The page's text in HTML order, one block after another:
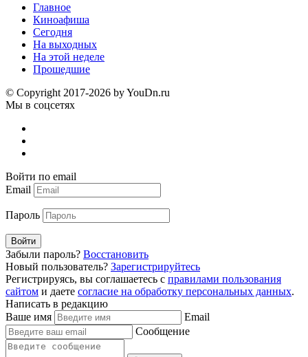
Главное
Киноафиша
Сегодня
На выходных
На этой неделе
Прошедшие
© Copyright 2017-2026 by YouDn.ru
Мы в соцсетях
Войти по email
Email
Пароль
Войти
Забыли пароль? Восстановить
Новый пользователь? Зарегистрируйтесь
Регистрируясь, вы соглашаетесь с правилами пользования
сайтом и даете согласие на обработку персональных данных.
Написать в редакцию
Ваше имя
Email
Сообщение